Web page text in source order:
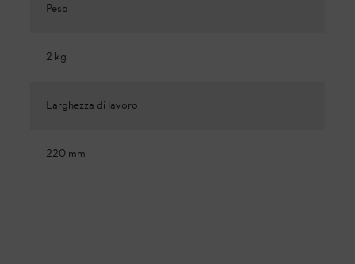
Peso
2 kg
Larghezza di lavoro
220 mm